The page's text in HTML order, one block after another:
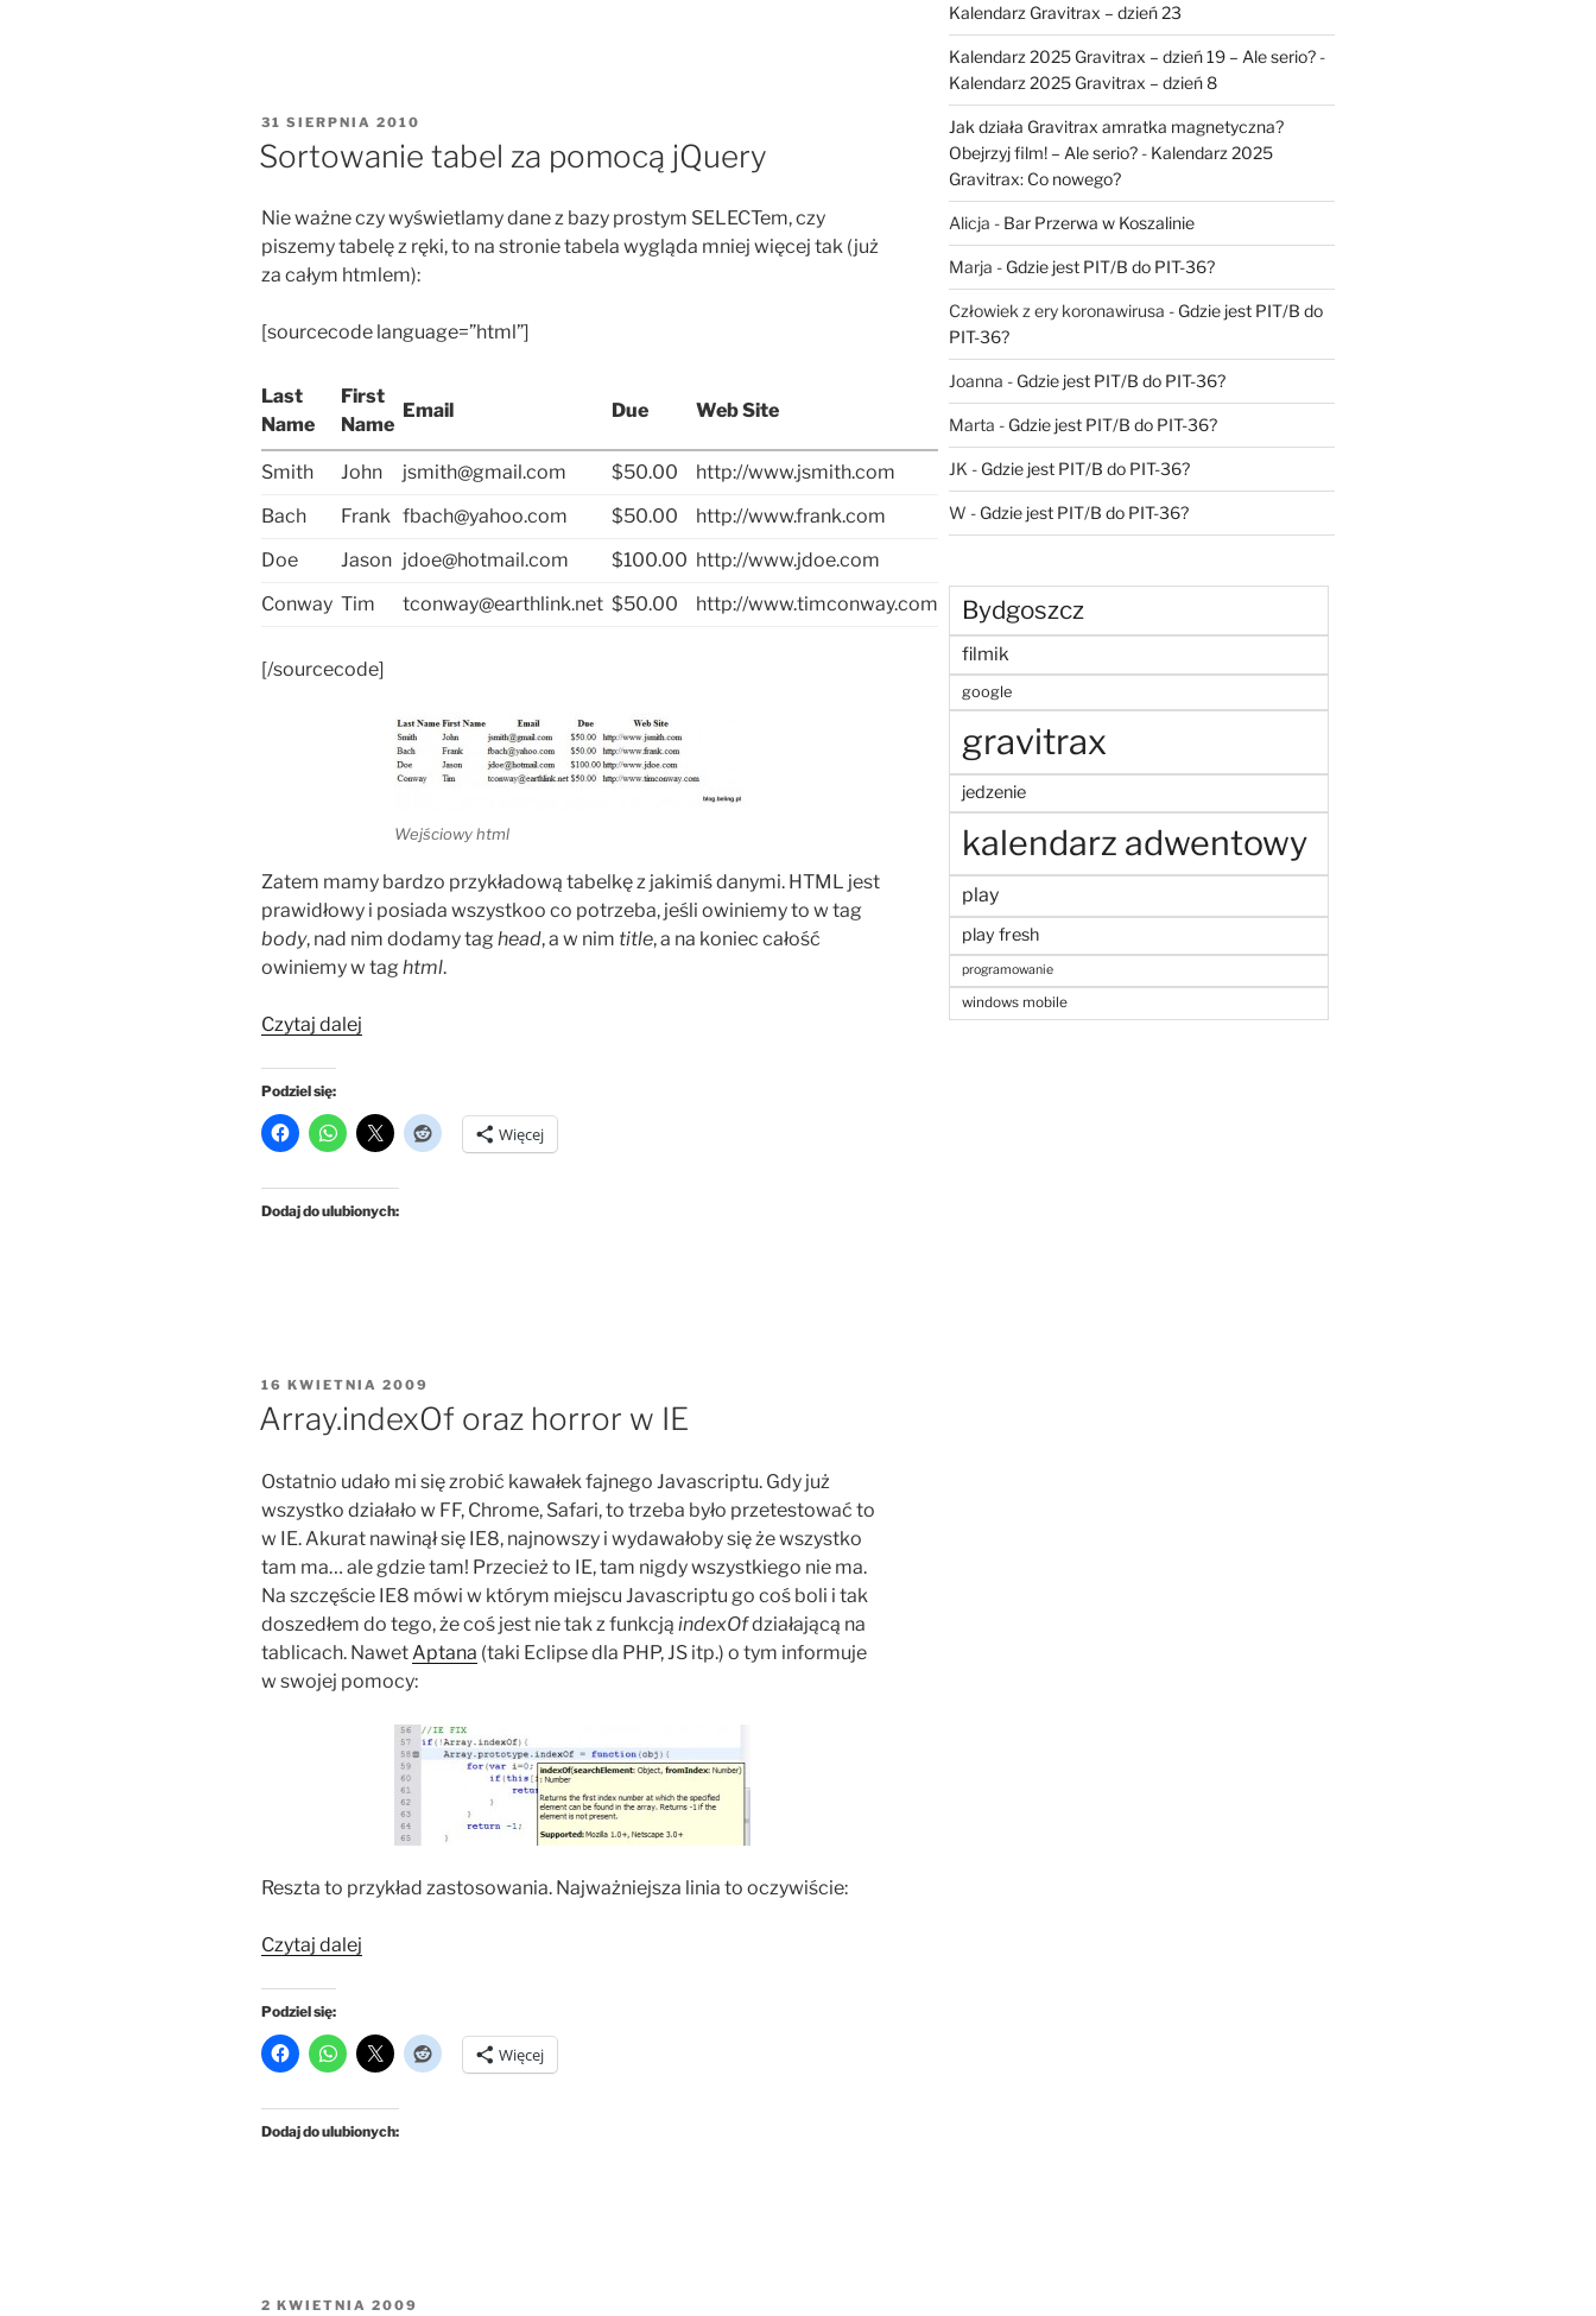
OPUBLIKOWANE
W
31 SIERPNIA 2010
Sortowanie tabel za pomocą jQuery
Nie ważne czy wyświetlamy dane z bazy prostym SELECTem, czy
piszemy tabelę z ręki, to na stronie tabela wygląda mniej więcej tak (już
za całym htmlem):
[sourcecode language=”html”]
Last
Name
First
Name
Email Due Web Site
Smith John jsmith@gmail.com $50.00
http://www.jsmith.com
Bach
Frank fbach@yahoo.com $50.00
http://www.frank.com
Doe
Jason jdoe@hotmail.com $100.00 http://www.jdoe.com
Conway Tim tconway@earthlink.net $50.00 http://www.timconway.com
[/sourcecode]
Wejściowy html
Zatem mamy bardzo przykładową tabelkę z jakimiś danymi. HTML jest
prawidłowy i posiada wszystkoo co potrzeba, jeśli owiniemy to w tag
body, nad nim dodamy tag head, a w nim title, a na koniec całość
owiniemy w tag html.
Czytaj dalej
pomocą
jQuery”
Podziel się:
Więcej
Dodaj do ulubionych:
OPUBLIKOWANE
W
16 KWIETNIA 2009
Array.indexOf oraz horror w IE
Ostatnio udało mi się zrobić kawałek fajnego Javascriptu. Gdy już
wszystko działało w FF, Chrome, Safari, to trzeba było przetestować to
w IE. Akurat nawinął się IE8, najnowszy i wydawałoby się że wszystko
tam ma… ale gdzie tam! Przecież to IE, tam nigdy wszystkiego nie ma.
Na szczęście IE8 mówi w którym miejscu Javascriptu go coś boli i tak
doszedłem do tego, że coś jest nie tak z funkcją indexOfdziałającą na
tablicach. Nawet Aptana (taki Eclipse dla PHP, JS itp.) o tym informuje
w swojej pomocy:
Reszta to przykład zastosowania. Najważniejsza linia to oczywiście:
Czytaj dalej
IE”
Podziel się:
Więcej
Dodaj do ulubionych:
OPUBLIKOWANE
2 KWIETNIA 2009
Kalendarz Gravitrax – dzień 23
Kalendarz 2025 Gravitrax – dzień 19 – Ale serio?-
Kalendarz 2025 Gravitrax – dzień 8
Jak działa Gravitrax amratka magnetyczna?
Obejrzyj film! – Ale serio?- Kalendarz 2025
Gravitrax: Co nowego?
Alicja - Bar Przerwa w Koszalinie
Marja - Gdzie jest PIT/B do PIT-36?
Człowiek z ery koronawirusa - Gdzie jest PIT/B do
PIT-36?
Joanna - Gdzie jest PIT/B do PIT-36?
Marta - Gdzie jest PIT/B do PIT-36?
JK - Gdzie jest PIT/B do PIT-36?
W - Gdzie jest PIT/B do PIT-36?
Bydgoszcz
filmik
google
gravitrax
jedzenie
kalendarz adwentowy
play
play fresh
programowanie
windows mobile